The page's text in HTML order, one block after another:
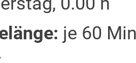
je 60